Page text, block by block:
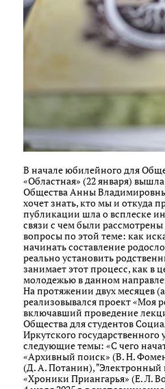
В начале юбилейного для
«Областная» (22 января)
Общества Анны
хочет знать, кто мы и откуда
публикации шла о всплеске
связи с чем были
вопросы по этой теме: как
начинать составление
реально установить
занимает этот процесс, как в
молодежью в данном
На протяжении двух месяцев
реализовывался проект «Моя
включавший проведение
Общества для студентов
Иркутского государственного
следующие темы: «С чего
«Архивный поиск» (В. Н.
(Д. А. Потанин),
«Хроники Приангарья» (Е. Л.